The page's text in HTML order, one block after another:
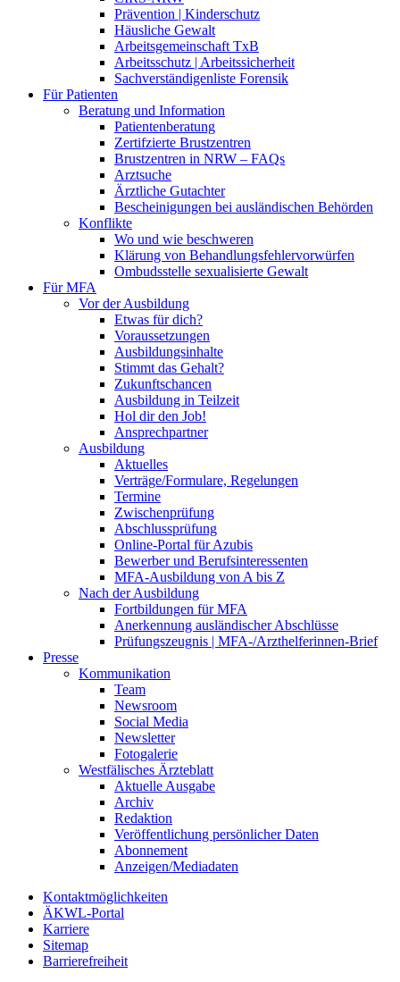
Prävention | Kinderschutz
Häusliche Gewalt
Arbeitsgemeinschaft TxB
Arbeitsschutz | Arbeitssicherheit
Sachverständigenliste Forensik
Für Patienten
Beratung und Information
Patientenberatung
Zertifzierte Brustzentren
Brustzentren in NRW – FAQs
Arztsuche
Ärztliche Gutachter
Bescheinigungen bei ausländischen Behörden
Konflikte
Wo und wie beschweren
Klärung von Behandlungsfehlervorwürfen
Ombudsstelle sexualisierte Gewalt
Für MFA
Vor der Ausbildung
Etwas für dich?
Voraussetzungen
Ausbildungsinhalte
Stimmt das Gehalt?
Zukunftschancen
Ausbildung in Teilzeit
Hol dir den Job!
Ansprechpartner
Ausbildung
Aktuelles
Verträge/Formulare, Regelungen
Termine
Zwischenprüfung
Abschlussprüfung
Online-Portal für Azubis
Bewerber und Berufsinteressenten
MFA-Ausbildung von A bis Z
Nach der Ausbildung
Fortbildungen für MFA
Anerkennung ausländischer Abschlüsse
Prüfungszeugnis | MFA-/Arzthelferinnen-Brief
Presse
Kommunikation
Team
Newsroom
Social Media
Newsletter
Fotogalerie
Westfälisches Ärzteblatt
Aktuelle Ausgabe
Archiv
Redaktion
Veröffentlichung persönlicher Daten
Abonnement
Anzeigen/Mediadaten
Kontaktmöglichkeiten
ÄKWL-Portal
Karriere
Sitemap
Barrierefreiheit